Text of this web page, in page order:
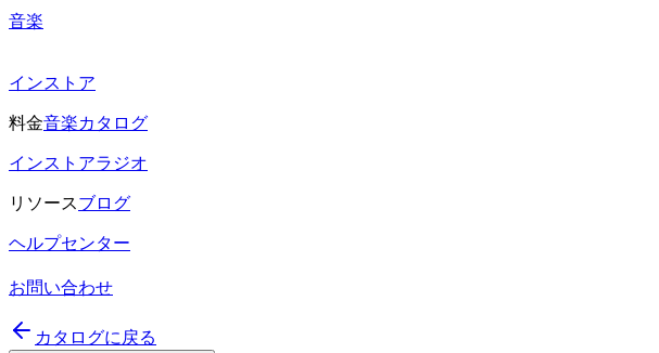
音楽
インストア
料金音楽カタログ
インストアラジオ
リソースブログ
ヘルプセンター
お問い合わせ
カタログに戻る